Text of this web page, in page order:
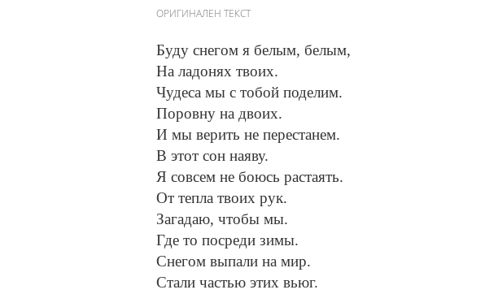
ОРИГИНАЛЕН ТЕКСТ
Буду снегом я белым, белым,
На ладонях твоих.
Чудеса мы с тобой поделим.
Поровну на двоих.
И мы верить не перестанем.
В этот сон наяву.
Я совсем не боюсь растаять.
От тепла твоих рук.
Загадаю, чтобы мы.
Где то посреди зимы.
Снегом выпали на мир.
Стали частью этих вьюг.